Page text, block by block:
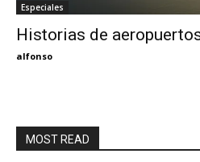
Especiales
Historias de
alfonso
MOST READ